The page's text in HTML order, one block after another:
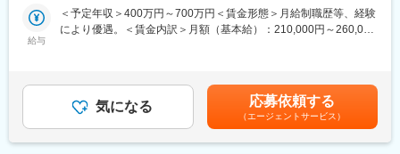
を活かして入社したメンバーが活躍しています。
けでなく、資産運用に関する制度（退職金、社内預金、社内貸付
金、労災法定外補償）も充実しています。
また社員寮（独身寮）も本社徒歩圏内に数か所用意しており、通
窓口対応や住民対応を行うことはなく、これまでの自治体実務経
験を活かしながら専門性を高めていくことができます。
技術者としてキャリアを築くことができます。
給与
＜予定年収＞400万円～700万円＜賃金形態＞月給制職歴等、経験
により優遇。＜賃金内訳＞月額（基本給）：210,000円～260,000
月・12月）※賞与6.3ヶ月分／2024年度実績賃金はあくまでも目安
の金額であり、選考を通じて上下する可能性があります。月給(月
額)は固定手当を含めた表記です。
気になる 応募依頼する
（エージェントサービス）